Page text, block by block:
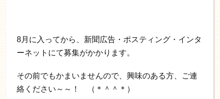
8月に入ってから、新聞広告・ポスティング・インタ
ーネットにて募集がかかります。
その前でもかまいませんので、興味のある方、ご連
絡ください～～！ （＊＾＾＊）